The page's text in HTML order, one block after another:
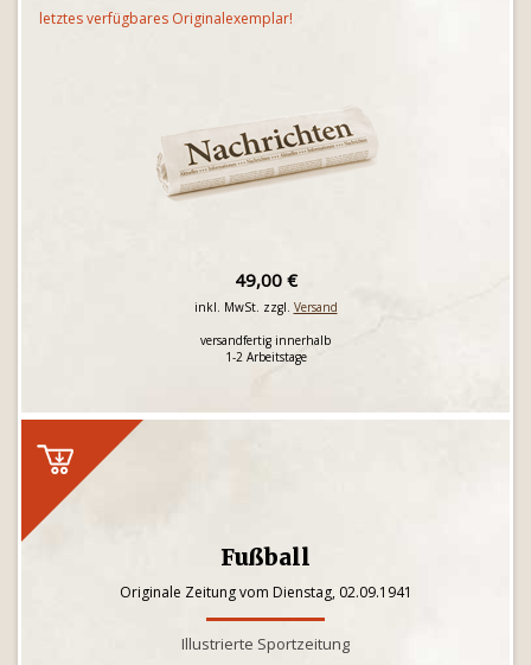
letztes verfügbares Originalexemplar!
49,00 €
inkl. MwSt. zzgl. Versand
versandfertig innerhalb
1-2 Arbeitstage
Fußball
Originale Zeitung vom Dienstag, 02.09.1941
Illustrierte Sportzeitung